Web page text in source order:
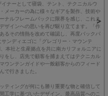
ナーとして寝袋、テント、テクニカルウ
メーカーの為に様々なギアを製作、技術や
ナルフレームパックに限界を感じ、これま
ザインへの思いを再び駆り立てます。「作
るその情熱を改めて確認し、再度バックパ
ンディエゴに「グレゴリー・マウンテ
本社と生産拠点を共に南カリフォルニアに
をし、店先で顧客を捕まえてはテクニカル
ウンテンガイドや一般顧客からのフィード
で行きました。
ティングが何にも勝り重要な物と確信して
工学に基づいたデザイン、最高品質へのこ